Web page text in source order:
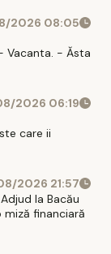
2026 08:05
Vacanta. - Ăsta
2026 06:19
care ii
2026 21:57
la Bacău
miză financiară